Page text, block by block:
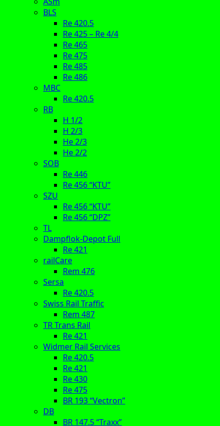
BLS
Re 420.5
Re 425 – Re 4/4
Re 465
Re 475
Re 485
Re 486
MBC
Re 420.5
RB
H 1/2
H 2/3
He 2/3
He 2/2
SOB
Re 446
Re 456 “KTU”
SZU
Re 456 “KTU”
Re 456 “DPZ”
TL
Dampflok-Depot Full
Re 421
railCare
Rem 476
Sersa
Re 420.5
Swiss Rail Traffic
Rem 487
TR Trans Rail
Re 421
Widmer Rail Services
Re 420.5
Re 421
Re 430
Re 475
BR 193 “Vectron”
DB
BR 147.5 “Traxx”